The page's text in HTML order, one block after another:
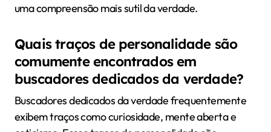
uma compreensão mais sutil da verdade.
Quais traços de personalidade são
comumente encontrados em
buscadores dedicados da verdade?
Buscadores dedicados da verdade frequentemente
exibem traços como curiosidade, mente aberta e